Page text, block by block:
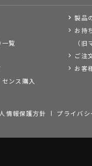
覧
ンス購入
製品
お持
（旧
ご注
お客
情報保護方針 プライバ